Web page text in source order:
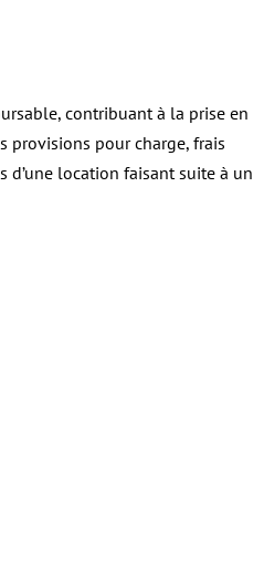
contribuant à la prise en
provisions pour charge, frais
d’une location faisant suite à un